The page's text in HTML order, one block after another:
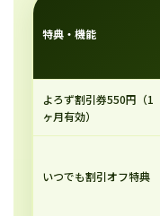
特典・機能
よろず割引券550円（1
ヶ月有効）
いつでも割引オフ特典